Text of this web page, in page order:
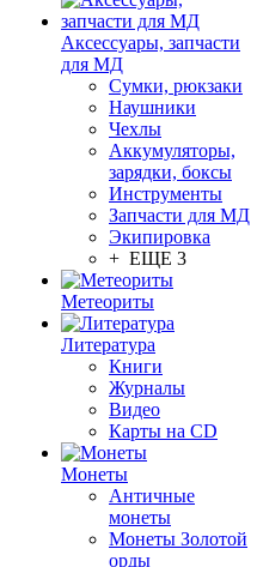
Аксессуары, запчасти
для МД
Сумки, рюкзаки
Наушники
Чехлы
Аккумуляторы,
зарядки, боксы
Инструменты
Запчасти для МД
Экипировка
+ ЕЩЕ 3
Метеориты
Литература
Книги
Журналы
Видео
Карты на CD
Монеты
Античные
монеты
Монеты Золотой
орды